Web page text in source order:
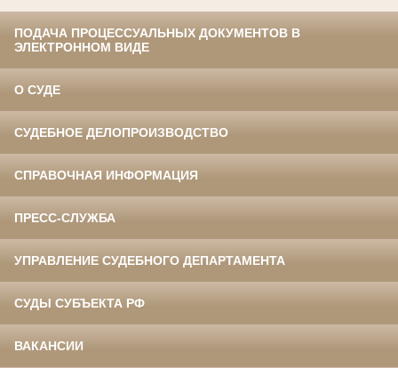
ПОДАЧА ПРОЦЕССУАЛЬНЫХ ДОКУМЕНТОВ В
ЭЛЕКТРОННОМ ВИДЕ
О СУДЕ
СУДЕБНОЕ ДЕЛОПРОИЗВОДСТВО
СПРАВОЧНАЯ ИНФОРМАЦИЯ
ПРЕСС-СЛУЖБА
УПРАВЛЕНИЕ СУДЕБНОГО ДЕПАРТАМЕНТА
СУДЫ СУБЪЕКТА РФ
ВАКАНСИИ